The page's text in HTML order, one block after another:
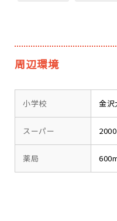
周辺環境
小学校 金
スーパー
薬局